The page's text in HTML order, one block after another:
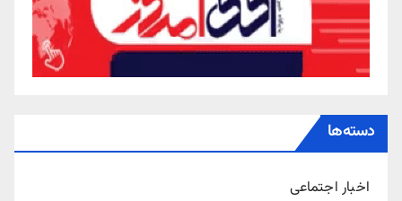
دسته‌ها
اخبار اجتماعی